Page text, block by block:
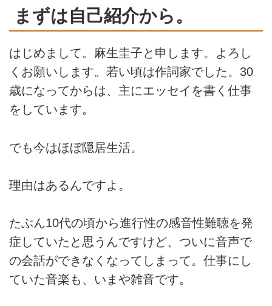
まずは自己紹介から。
はじめまして。 麻生圭子と申します。
よろし
くお願いします。 若い頃は作詞家でした。30
歳になってからは、主にエッセイを書く仕事
をしています。
でも今はほぼ隠居生活。
理由はあるんですよ。
たぶん10代の頃から進行性の感音性難聴を発
症していたと思うんですけど、ついに音声で
の会話ができなくなってしまって。仕事にし
ていた音楽も、いまや雑音です。